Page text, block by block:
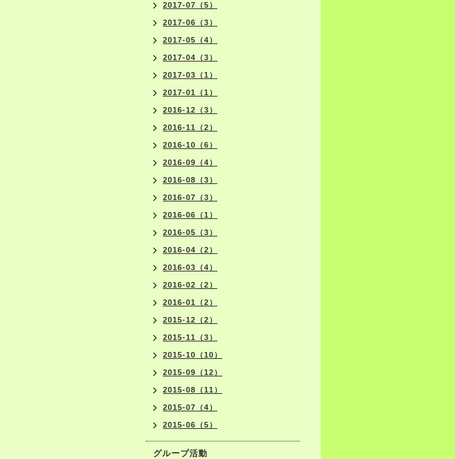
2017-07（5）
2017-06（3）
2017-05（4）
2017-04（3）
2017-03（1）
2017-01（1）
2016-12（3）
2016-11（2）
2016-10（6）
2016-09（4）
2016-08（3）
2016-07（3）
2016-06（1）
2016-05（3）
2016-04（2）
2016-03（4）
2016-02（2）
2016-01（2）
2015-12（2）
2015-11（3）
2015-10（10）
2015-09（12）
2015-08（11）
2015-07（4）
2015-06（5）
グループ活動